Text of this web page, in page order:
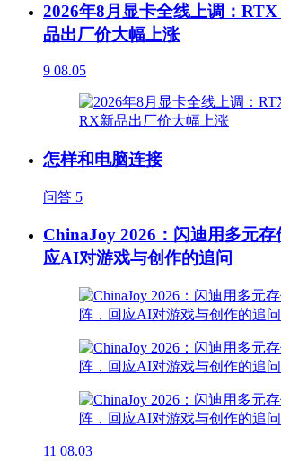
2026年8月显卡全线上调：
品出厂价大幅上涨
9 08.05
怎样和电脑连接
问答 5
ChinaJoy 2026：闪迪用多元存
应AI对游戏与创作的追问
11 08.03